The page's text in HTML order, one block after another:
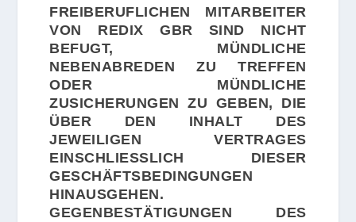
FREIBERUFLICHEN MITARBEITER
VON REDIX GBR SIND NICHT
BEFUGT, MÜNDLICHE
NEBENABREDEN ZU TREFFEN
ODER MÜNDLICHE
ZUSICHERUNGEN ZU GEBEN, DIE
ÜBER DEN INHALT DES
JEWEILIGEN VERTRAGES
EINSCHLIESSLICH DIESER G
ESCHÄFTSBEDINGUNGEN H
INAUSGEHEN. G
EGENBESTÄTIGUNGEN DES K